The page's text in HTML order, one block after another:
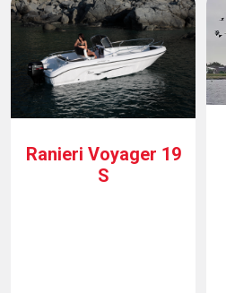
Ranieri Voyager 19
S